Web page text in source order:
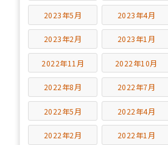
2023年5月 2023年4月
2023年2月 2023年1月
2022年11月 2022年10月
2022年8月 2022年7月
2022年5月 2022年4月
2022年2月 2022年1月